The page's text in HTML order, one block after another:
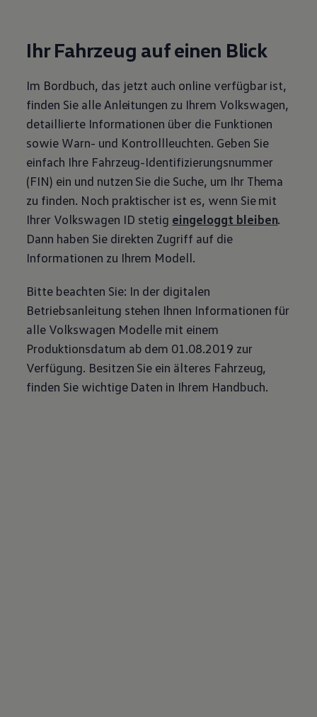
Ihr Fahrzeug auf einen Blick
Im Bordbuch, das jetzt auch online verfügbar ist,
finden Sie alle Anleitungen zu Ihrem Volkswagen,
detaillierte Informationen über die Funktionen
sowie Warn- und Kontrollleuchten. Geben Sie
einfach Ihre Fahrzeug-Identifizierungsnummer
(FIN) ein und nutzen Sie die Suche, um Ihr Thema
zu finden. Noch praktischer ist es, wenn Sie mit
Ihrer Volkswagen ID stetig eingeloggt bleiben.
Dann haben Sie direkten Zugriff auf die
Informationen zu Ihrem Modell.
Bitte beachten Sie: In der digitalen
Betriebsanleitung stehen Ihnen Informationen für
alle Volkswagen Modelle mit einem
Produktionsdatum ab dem 01.08.2019 zur
Verfügung. Besitzen Sie ein älteres Fahrzeug,
finden Sie wichtige Daten in Ihrem Handbuch.